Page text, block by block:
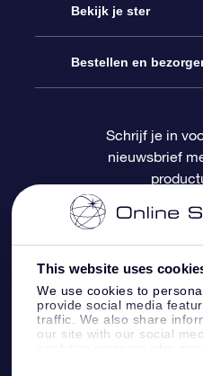
This website uses
We use cookies to
provide social media
traffic. We also share
our site with our social
information that you’ve
Contact
Blog
OSR Recensies
Online Star Gift
OSR Cadeaupakket
OSR Cadeaukaart
Relatiegeschenken
Bekijk je ster
Sterrenregister
Gepersonaliseerde
One Million Stars
OSR Starsaver
Fly me to the Stars App
Bestellen en
Betalingsinformatie
Verzendinformatie
Retourbeleid
Constellaties
Schrijf je in
nieuwsbrief